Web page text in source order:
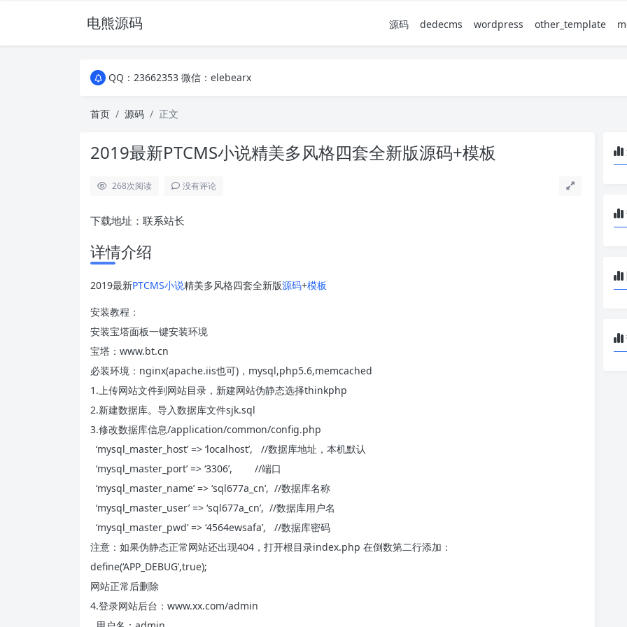
电熊源码 源码 dedecms wordpress other_template
QQ：23662353 微信：elebearx
首页
源码 正文
2019最新PTCMS小说精美多风格四套全新版源码+模板
268次阅读 没有评论
下载地址：联系站长
详情介绍
2019最新PTCMS小说精美多风格四套全新版源码+模板
安装教程：
安装宝塔面板一键安装环境
宝塔：www.bt.cn
必装环境：nginx(apache.iis也可)，mysql,php5.6,memcached
1.上传网站文件到网站目录，新建网站伪静态选择thinkphp
2.新建数据库。导入数据库文件sjk.sql
3.修改数据库信息/application/common/config.php
‘mysql_master_host’ => ‘localhost’, //数据库地址，本机默认
‘mysql_master_port’ => ‘3306’, //端口
‘mysql_master_name’ => ‘sql677a_cn’, //数据库名称
‘mysql_master_user’ => ‘sql677a_cn’, //数据库用户名
‘mysql_master_pwd’ => ‘4564ewsafa’, //数据库密码
注意：如果伪静态正常网站还出现404，打开根目录index.php 在倒数第二行添加：
define(‘APP_DEBUG’,true);
网站正常后删除
4.登录网站后台：www.xx.com/admin